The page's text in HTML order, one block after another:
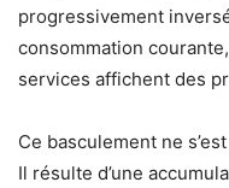
progressivement
consommation
services affichent des
Ce basculement ne
Il résulte d’une